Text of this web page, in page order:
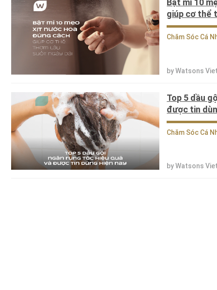
Bật mí 10
giúp cơ thể
Chăm Sóc Cá
by Watsons
Top 5 dầu
được tin
Chăm Sóc Cá
by Watsons